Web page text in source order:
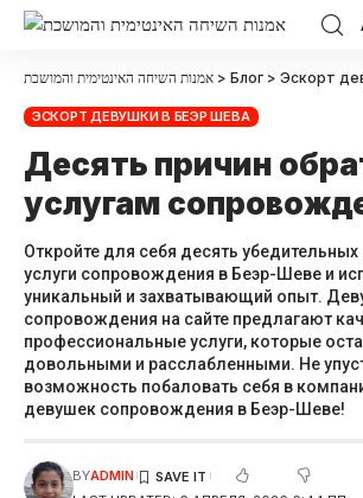
אמנות השיחה האינטימית והמושכת > Блог > Эскорт
ЭСКОРТ ДЕВУШКИ В БЕЭР ШЕВА
Десять причин
услугам
Откройте для себя десять убедительных
услуги сопровождения в Беэр-Шеве и
уникальный и захватывающий опыт.
сопровождения на сайте предлагают
профессиональные услуги, которые
довольными и расслабленными. Не
возможность побаловать себя в
девушек сопровождения в Беэр-Шеве!
BYADMIN